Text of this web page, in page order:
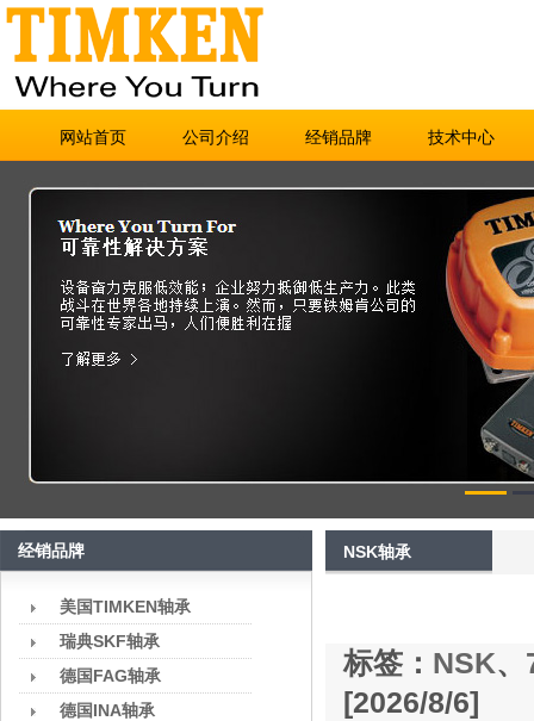
网站首页 公司介绍 经销品牌 技术中心
经销品牌
美国TIMKEN轴承
瑞典SKF轴承
德国FAG轴承
德国INA轴承
NSK轴承
标签： NSK、
[2026/8/6]